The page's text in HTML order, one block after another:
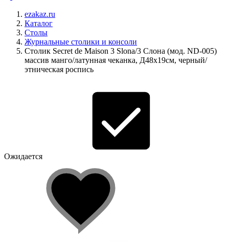
ezakaz.ru
Каталог
Столы
Журнальные столики и консоли
Столик Secret de Maison 3 Slona/3 Слона (мод. ND-005)
массив манго/латунная чеканка, Д48х19см, черный/
этническая роспись
Ожидается